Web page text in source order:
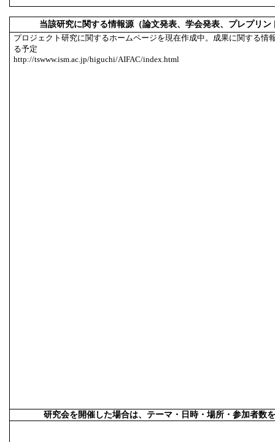
当該研究に関する情報源（論文発表、学会発表、プレプリン
プロジェクト研究に関するホームページを現在作成中。成果に関する情
る予定
http://tswww.ism.ac.jp/higuchi/AIFAC/index.html
研究会を開催した場合は、テーマ・日時・場所・参加者数